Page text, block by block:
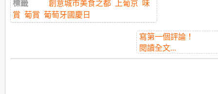
標籤
創意城市美食之都 上葡京
味
賞 葡賞 葡萄牙國慶日
寫第一個評論！
閱讀全文...